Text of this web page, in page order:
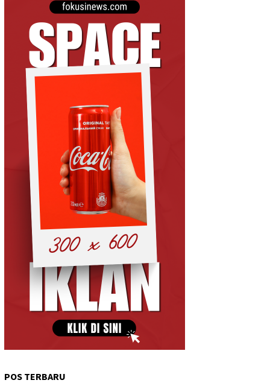
POS TERBARU